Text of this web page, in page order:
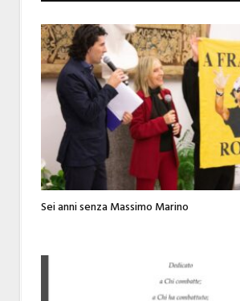
Sei anni senza Massimo Marino